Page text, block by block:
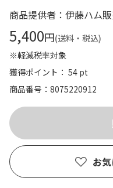
商品提供者：伊藤ハム販
5,400円(送料・税込)
※軽減税率対象
獲得ポイント： 54 pt
商品番号
8075220912
お